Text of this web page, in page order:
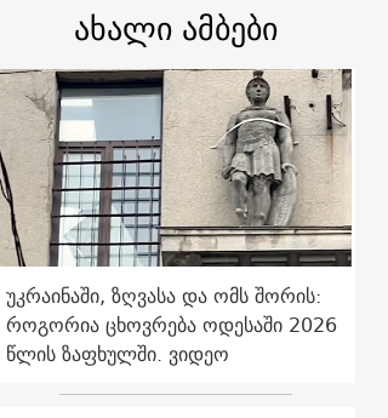
ახალი ამბები
უკრაინაში, ზღვასა და ომს შორის:
როგორია ცხოვრება ოდესაში 2026
წლის ზაფხულში. ვიდეო